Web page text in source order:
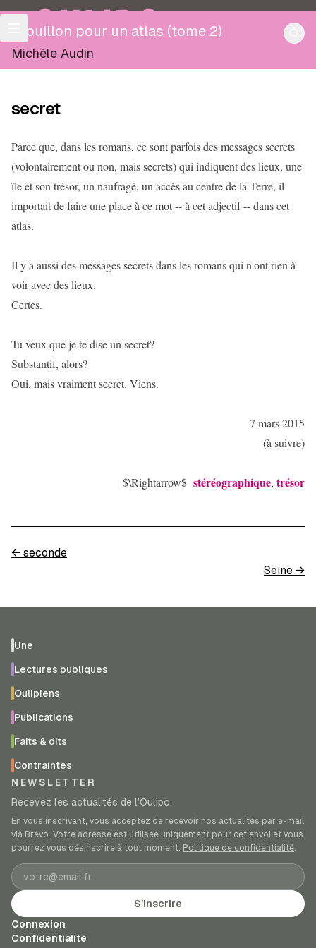
OULIPO
Brouillon pour un atlas (tome 2)
Michèle Audin
secret
Parce que, dans les romans, ce sont parfois des messages secrets
(volontairement ou non, mais secrets) qui indiquent des lieux, une
île et son trésor, un naufragé, un accès au centre de la Terre, il
importait de faire une place à ce mot -- à cet adjectif -- dans cet
atlas.
Il y a aussi des messages secrets dans les romans qui n'ont rien à
voir avec des lieux.
Certes.
Tu veux que je te dise un secret?
Substantif, alors?
Oui, mais vraiment secret. Viens.
7 mars 2015
(à suivre)
$\Rightarrow$ stéréographique, trésor
← seconde
Seine →
Une
Lectures publiques
Oulipiens
Publications
Faits & dits
Contraintes
NEWSLETTER
Recevez les actualités de l’Oulipo.
En vous inscrivant, vous acceptez de recevoir nos actualités par e-mail
via Brevo. Votre adresse est utilisée uniquement pour cet envoi et vous
pourrez vous désinscrire à tout moment. Politique de confidentialité.
Adresse e-mail
S’inscrire
Connexion
Confidentialité